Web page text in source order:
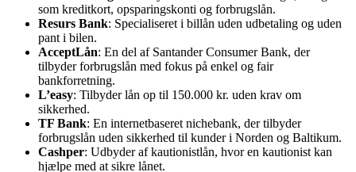
som kreditkort, opsparingskonti og forbrugslån.
Resurs Bank: Specialiseret i billån uden udbetaling og uden
pant i bilen.
AcceptLån: En del af Santander Consumer Bank, der
tilbyder forbrugslån med fokus på enkel og fair
bankforretning.
L’easy: Tilbyder lån op til 150.000 kr. uden krav om
sikkerhed.
TF Bank: En internetbaseret nichebank, der tilbyder
forbrugslån uden sikkerhed til kunder i Norden og Baltikum.
Cashper: Udbyder af kautionistlån, hvor en kautionist kan
hjælpe med at sikre lånet.